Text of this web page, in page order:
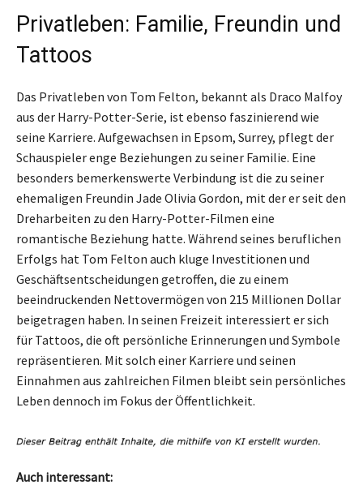
Privatleben: Familie, Freundin und
Tattoos
Das Privatleben von Tom Felton, bekannt als Draco Malfoy
aus der Harry-Potter-Serie, ist ebenso faszinierend wie
seine Karriere. Aufgewachsen in Epsom, Surrey, pflegt der
Schauspieler enge Beziehungen zu seiner Familie. Eine
besonders bemerkenswerte Verbindung ist die zu seiner
ehemaligen Freundin Jade Olivia Gordon, mit der er seit den
Dreharbeiten zu den Harry-Potter-Filmen eine
romantische Beziehung hatte. Während seines beruflichen
Erfolgs hat Tom Felton auch kluge Investitionen und
Geschäftsentscheidungen getroffen, die zu einem
beeindruckenden Nettovermögen von 215 Millionen Dollar
beigetragen haben. In seinen Freizeit interessiert er sich
für Tattoos, die oft persönliche Erinnerungen und Symbole
repräsentieren. Mit solch einer Karriere und seinen
Einnahmen aus zahlreichen Filmen bleibt sein persönliches
Leben dennoch im Fokus der Öffentlichkeit.
Auch interessant: